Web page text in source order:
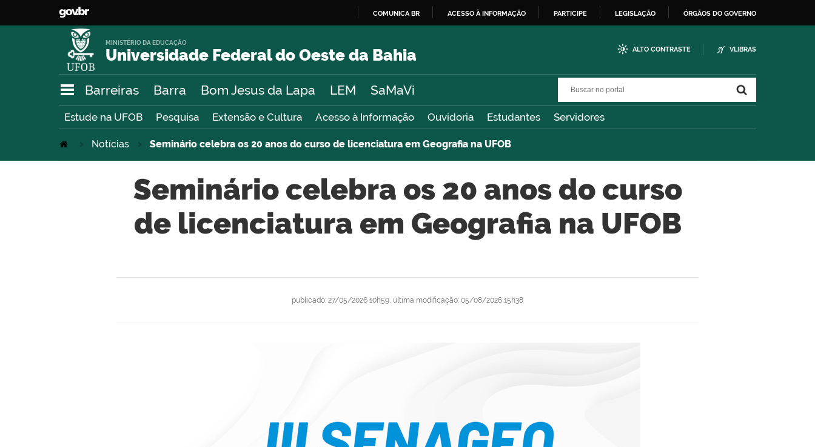
O
COMUNICA BR ACESSO À INFORMAÇÃO PARTICIPE LEGISLAÇÃO ÓRGÃOS DO GOVERNO
Universidade Federal do Oeste da Bahia
MINISTÉRIO DA EDUCAÇÃO
ALTO CONTRASTE VLIBRAS
Barreiras Barra Bom Jesus da Lapa LEM SaMaVi
Estude na UFOB Pesquisa Extensão e Cultura Acesso à Informação Ouvidoria Estudantes Servidores
Notícias Seminário celebra os 20 anos do curso de licenciatura em Geografia na UFOB
Seminário celebra os 20 anos do curso
de licenciatura em Geografia na UFOB
publicado: 27/05/2026 10h59, última modificação: 05/08/2026 15h38